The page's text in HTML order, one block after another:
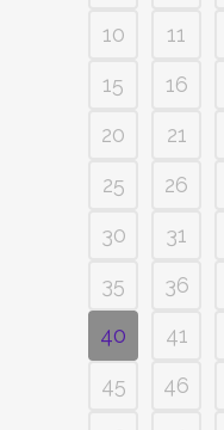
10
11
15
16
20
21
25
26
30
31
35
36
40
41
45
46